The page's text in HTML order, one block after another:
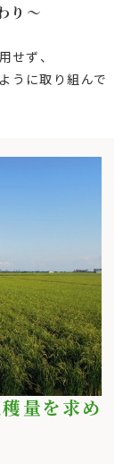
り〜
せず、
うに取り組んで
量を求め